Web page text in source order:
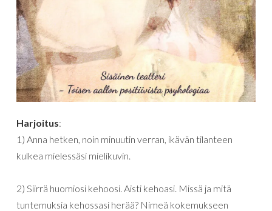
Harjoitus:
1) Anna hetken, noin minuutin verran, ikävän tilanteen
kulkea mielessäsi mielikuvin.
2) Siirrä huomiosi kehoosi. Aisti kehoasi. Missä ja mitä
tuntemuksia kehossasi herää? Nimeä kokemukseen